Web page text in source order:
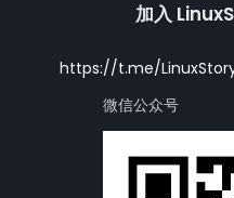
加入
https://t.me/
微信公众号